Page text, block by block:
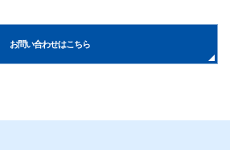
お問い合わせはこちら